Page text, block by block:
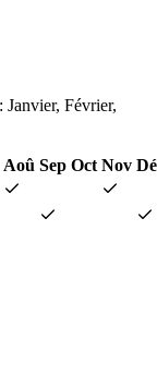
: Janvier, Février,
Aoû Sep Oct Nov